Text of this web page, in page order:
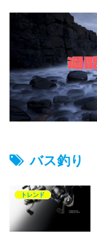
バス釣り
トレンド